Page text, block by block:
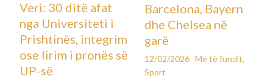
Veri: 30 ditë afat
nga Universiteti i
Prishtinës, integrim
ose lirim i pronës së
UP-së
Barcelona, Bayern
dhe Chelsea në
garë
12/02/2026 Më të fundit,
Sport